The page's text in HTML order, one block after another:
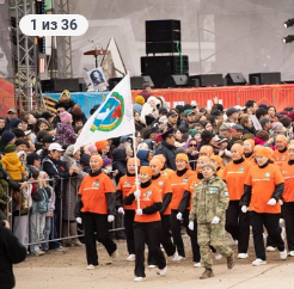
1 из 36